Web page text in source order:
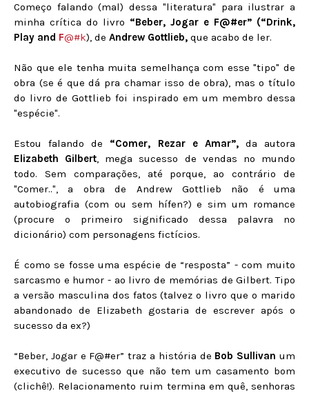
Começo falando (mal) dessa "literatura" para ilustrar a
minha crítica do livro “Beber, Jogar e F@#er” (“Drink,
Play and F@#k), de Andrew Gottlieb, que acabo de ler.
Não que ele tenha muita semelhança com esse "tipo" de
obra (se é que dá pra chamar isso de obra), mas o título
do livro de Gottlieb foi inspirado em um membro dessa
"espécie".
Estou falando de “Comer, Rezar e Amar”,da autora
Elizabeth Gilbert, mega sucesso de vendas no mundo
todo. Sem comparações, até porque, ao contrário de
"Comer..", a obra de Andrew Gottlieb não é uma
autobiografia (com ou sem hífen?) e sim um romance
(procure o primeiro significado dessa palavra no
dicionário) com personagens fictícios.
É como se fosse uma espécie de “resposta” - com muito
sarcasmo e humor - ao livro de memórias de Gilbert. Tipo
a versão masculina dos fatos (talvez o livro que o marido
abandonado de Elizabeth gostaria de escrever após o
sucesso da ex?)
“Beber, Jogar e F@#er” traz a história de Bob Sullivan um
executivo de sucesso que não tem um casamento bom
(clichê!). Relacionamento ruim termina em quê, senhoras